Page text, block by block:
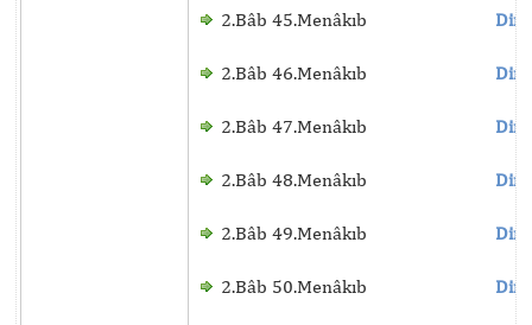
2.Bâb 45.Menâkıb
2.Bâb 46.Menâkıb
2.Bâb 47.Menâkıb
2.Bâb 48.Menâkıb
2.Bâb 49.Menâkıb
2.Bâb 50.Menâkıb